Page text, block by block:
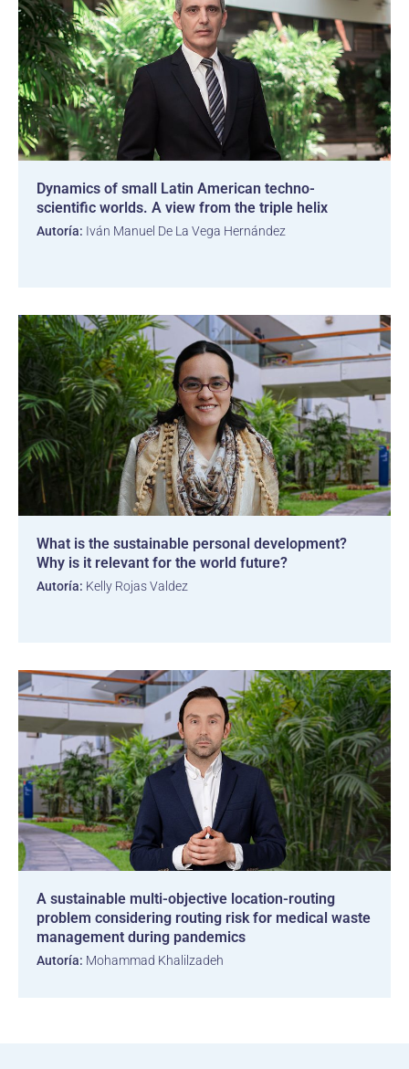
Dynamics of small Latin American techno-
scientific worlds. A view from the triple helix
Autoría: Iván Manuel De La Vega Hernández
What is the sustainable personal development?
Why is it relevant for the world future?
Autoría: Kelly Rojas Valdez
A sustainable multi-objective location-routing
problem considering routing risk for medical waste
management during pandemics
Autoría: Mohammad Khalilzadeh